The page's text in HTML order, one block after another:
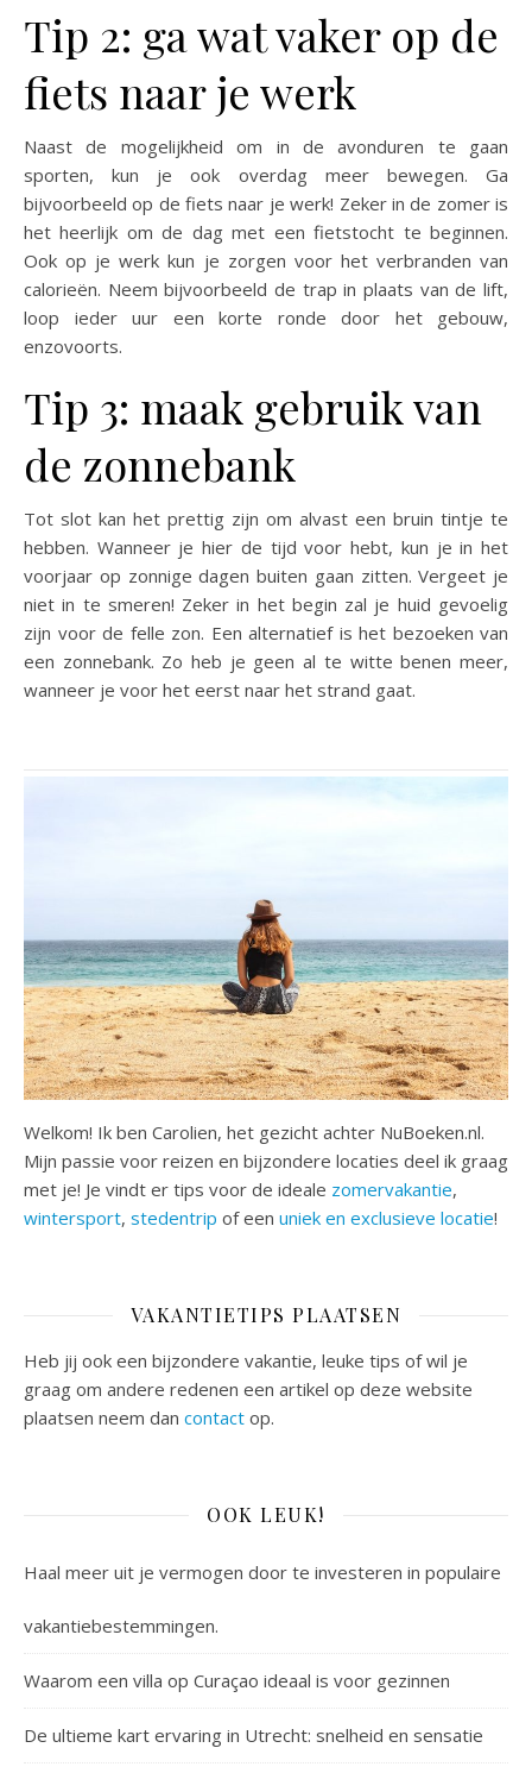
Tip 2: ga wat vaker op de
fiets naar je werk
Naast de mogelijkheid om in de avonduren te gaan
sporten, kun je ook overdag meer bewegen. Ga
bijvoorbeeld op de fiets naar je werk! Zeker in de zomer is
het heerlijk om de dag met een fietstocht te beginnen.
Ook op je werk kun je zorgen voor het verbranden van
calorieën. Neem bijvoorbeeld de trap in plaats van de lift,
loop ieder uur een korte ronde door het gebouw,
enzovoorts.
Tip 3: maak gebruik van
de zonnebank
Tot slot kan het prettig zijn om alvast een bruin tintje te
hebben. Wanneer je hier de tijd voor hebt, kun je in het
voorjaar op zonnige dagen buiten gaan zitten. Vergeet je
niet in te smeren! Zeker in het begin zal je huid gevoelig
zijn voor de felle zon. Een alternatief is het bezoeken van
een zonnebank. Zo heb je geen al te witte benen meer,
wanneer je voor het eerst naar het strand gaat.
Welkom! Ik ben Carolien, het gezicht achter NuBoeken.nl.
Mijn passie voor reizen en bijzondere locaties deel ik graag
met je! Je vindt er tips voor de ideale zomervakantie,
wintersport, stedentrip of een uniek en exclusieve locatie!
VAKANTIETIPS PLAATSEN
Heb jij ook een bijzondere vakantie, leuke tips of wil je
graag om andere redenen een artikel op deze website
plaatsen neem dan contact op.
OOK LEUK!
Haal meer uit je vermogen door te investeren in populaire
vakantiebestemmingen.
Waarom een villa op Curaçao ideaal is voor gezinnen
De ultieme kart ervaring in Utrecht: snelheid en sensatie